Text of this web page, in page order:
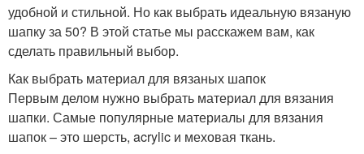
удобной и стильной. Но как выбрать идеальную вязаную
шапку за 50? В этой статье мы расскажем вам, как
сделать правильный выбор.
Как выбрать материал для вязаных шапок
Первым делом нужно выбрать материал для вязания
шапки. Самые популярные материалы для вязания
шапок – это шерсть, acrylic и меховая ткань.